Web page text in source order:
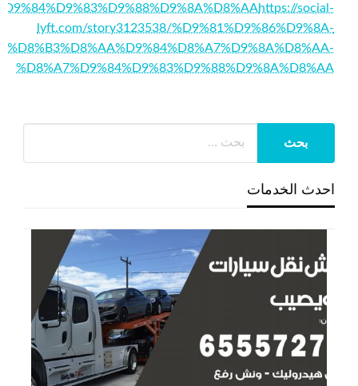
https://social-
lyft.com/story3123538/%D9%81%D9%86%D9%8A-
%D8%B3%D8%AA%D9%84%D8%A7%D9%8A%D8%AA-
%D8%A7%D9%84%D9%83%D9%88%D9%8A%D8%AA
احدث الخدمات